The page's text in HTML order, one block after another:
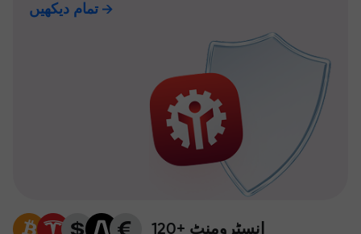
تمام دیکھیں
120+ انسٹرومنٹ